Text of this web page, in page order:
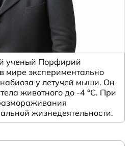
ученый Порфирий
мире экспериментально
у летучей мыши. Он
животного до -4 °C. При
жизнедеятельности.